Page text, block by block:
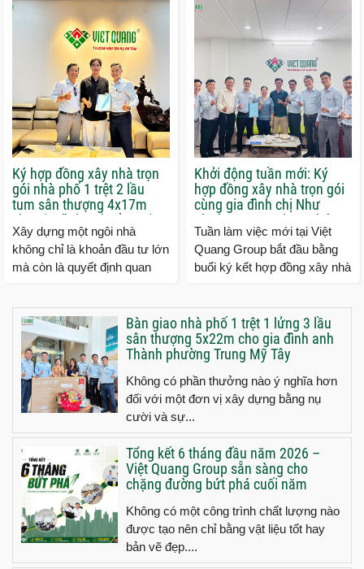
Ký hợp đồng xây nhà trọn
gói nhà phố 1 trệt 2 lầu
tum sân thượng 4x17m
cho gia đình anh Cầu tại
Quận 9 TP.HCM
Xây dựng một ngôi nhà
không chỉ là khoản đầu tư lớn
mà còn là quyết định quan
Tây, TP.HCM....
Khởi động tuần mới: Ký
hợp đồng xây nhà trọn gói
cùng gia đình chị Như
phường Tăng Nhơn Phú
tP.HCM
Tuần làm việc mới tại Việt
Quang Group bắt đầu bằng
buổi ký kết hợp đồng xây nhà
Bàn giao nhà phố 1 trệt 1 lửng 3 lầu
sân thượng 5x22m cho gia đình anh
Thành phường Trung Mỹ Tây
Không có phần thưởng nào ý nghĩa hơn
đối với một đơn vị xây dựng bằng nụ
cười và sự...
Tổng kết 6 tháng đầu năm 2026 –
Việt Quang Group sẵn sàng cho
chặng đường bứt phá cuối năm
Không có một công trình chất lượng nào
được tạo nên chỉ bằng vật liệu tốt hay
bản vẽ đẹp....